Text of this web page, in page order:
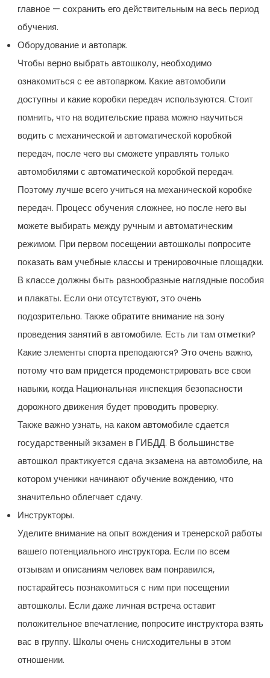
главное — сохранить его действительным на весь период
обучения.
Оборудование и автопарк.
Чтобы верно выбрать автошколу, необходимо
ознакомиться с ее автопарком. Какие автомобили
доступны и какие коробки передач используются. Стоит
помнить, что на водительские права можно научиться
водить с механической и автоматической коробкой
передач, после чего вы сможете управлять только
автомобилями с автоматической коробкой передач.
Поэтому лучше всего учиться на механической коробке
передач. Процесс обучения сложнее, но после него вы
можете выбирать между ручным и автоматическим
режимом. При первом посещении автошколы попросите
показать вам учебные классы и тренировочные площадки.
В классе должны быть разнообразные наглядные пособия
и плакаты. Если они отсутствуют, это очень
подозрительно. Также обратите внимание на зону
проведения занятий в автомобиле. Есть ли там отметки?
Какие элементы спорта преподаются? Это очень важно,
потому что вам придется продемонстрировать все свои
навыки, когда Национальная инспекция безопасности
дорожного движения будет проводить проверку.
Также важно узнать, на каком автомобиле сдается
государственный экзамен в ГИБДД. В большинстве
автошкол практикуется сдача экзамена на автомобиле, на
котором ученики начинают обучение вождению, что
значительно облегчает сдачу.
Инструкторы.
Уделите внимание на опыт вождения и тренерской работы
вашего потенциального инструктора. Если по всем
отзывам и описаниям человек вам понравился,
постарайтесь познакомиться с ним при посещении
автошколы. Если даже личная встреча оставит
положительное впечатление, попросите инструктора взять
вас в группу. Школы очень снисходительны в этом
отношении.